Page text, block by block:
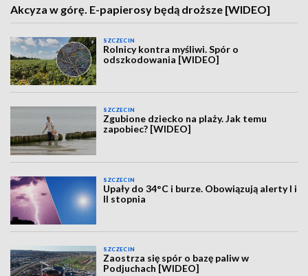
Akcyza w górę. E-papierosy będą droższe [WIDEO]
SZCZECIN
Rolnicy kontra myśliwi. Spór o
odszkodowania [WIDEO]
SZCZECIN
Zgubione dziecko na plaży. Jak temu
zapobiec? [WIDEO]
SZCZECIN
Upały do 34°C i burze. Obowiązują alerty I i
II stopnia
SZCZECIN
Zaostrza się spór o bazę paliw w
Podjuchach [WIDEO]